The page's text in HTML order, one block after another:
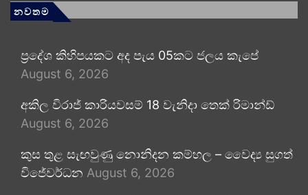
නවතම
ප්‍රදේශ කිහිපයකට අද පැය 05කට ජලය කැපේ
August 6, 2026
අකිල විරාජ් කාරියවසම් 18 වැනිදා තෙක් රිමාන්ඩ්
August 6, 2026
කුස තුළ සැඟවුණු නොනිදන කම්හල – වෛද්‍ය සුගත්
විජේවර්ධන August 6, 2026